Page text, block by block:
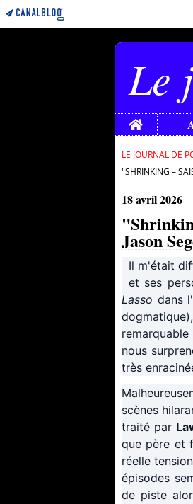
Le
Home
LE JOURNAL DE
"SHRINKING –
18 avril 2026
Jason
Il m'était
et ses
Lasso dans
nous
très
scènes
traité par
que père et
réelle
épisodes
de piste